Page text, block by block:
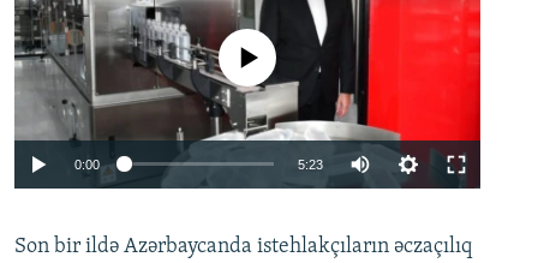
No media source currently available
0:00 5:23
360p
Son bir ildə Azərbaycanda istehlakçıların əczaçılıq